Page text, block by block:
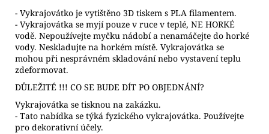
- Vykrajovátko je vytištěno 3D tiskem s PLA filamentem.
- Vykrajovátka se myjí pouze v ruce v teplé, NE HORKÉ
vodě. Nepoužívejte myčku nádobí a nenamáčejte do horké
vody. Neskladujte na horkém místě. Vykrajovátka se
mohou při nesprávném skladování nebo vystavení teplu
zdeformovat.
DŮLEŽITÉ !!! CO SE BUDE DÍT PO OBJEDNÁNÍ?
Vykrajovátka se tisknou na zakázku.
- Tato nabídka se týká fyzického vykrajovátka. Používejte
pro dekorativní účely.
75
Kč